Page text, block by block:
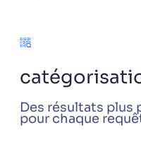
Des résultats
pour chaque